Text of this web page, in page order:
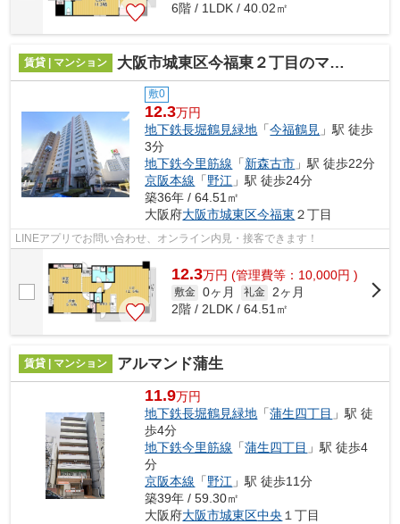
6階 / 1LDK / 40.02㎡
賃貸 | マンション 大阪市城東区今福東２丁目のマンション
敷0
12.3万円
地下鉄長堀鶴見緑地 「今福鶴見 」駅 徒歩
3分
地下鉄今里筋線 「新森古市 」駅 徒歩22分
京阪本線 「野江 」駅 徒歩24分
築36年 / 64.51㎡
大阪府大阪市城東区今福東 ２丁目
LINEアプリでお問い合わせ、オンライン内見・接客できます！
12.3万円 (管理費等：10,000円 )
敷金 0ヶ月 礼金 2ヶ月
2階 / 2LDK / 64.51㎡
賃貸 | マンション アルマンド蒲生
11.9万円
地下鉄長堀鶴見緑地 「蒲生四丁目 」駅 徒
歩4分
地下鉄今里筋線 「蒲生四丁目 」駅 徒歩4
分
京阪本線 「野江 」駅 徒歩11分
築39年 / 59.30㎡
大阪府大阪市城東区中央 １丁目